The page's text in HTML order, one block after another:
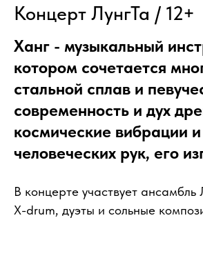
Концерт ЛунгТа / 12+
Ханг - музыкальный
котором сочетается
стальной сплав и
современность и дух
космические вибрации
человеческих рук, его
В концерте участвует ансамбль
X-drum, дуэты и сольные